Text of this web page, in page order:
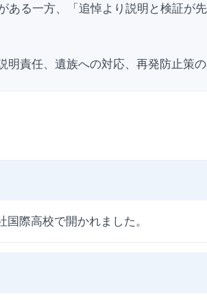
ある一方、「追悼より説明と検証が
責任、遺族への対応、再発防止策の
際高校で開かれました。